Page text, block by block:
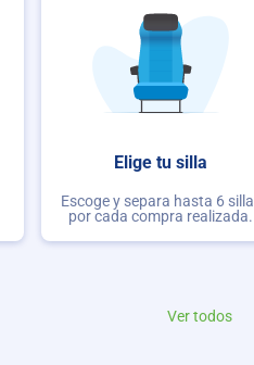
Elige tu silla
Escoge y separa hasta 6
por cada compra realizada.
Ver todos